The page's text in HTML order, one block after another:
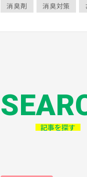
消臭剤 消臭対策
記事を探す